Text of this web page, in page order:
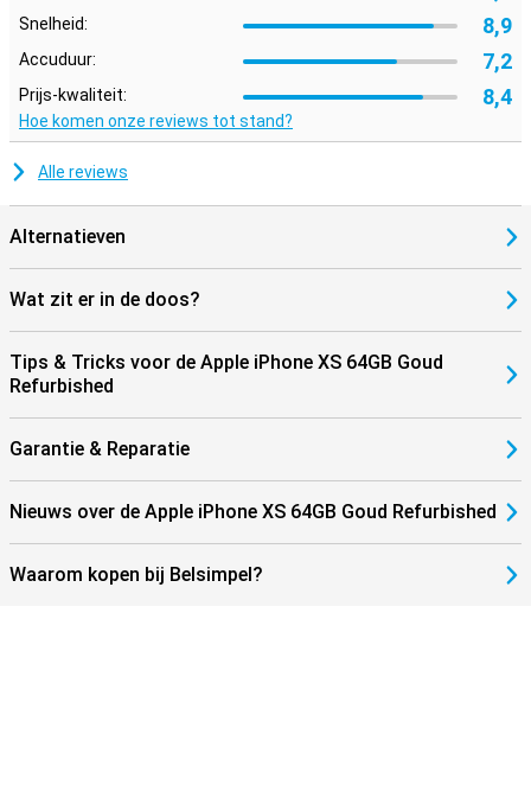
Snelheid: 8,9
Accuduur: 7,2
Prijs-kwaliteit: 8,4
Hoe komen onze reviews tot stand?
Alle reviews
Alternatieven
Wat zit er in de doos?
Tips & Tricks voor de Apple iPhone XS 64GB Goud
Refurbished
Garantie & Reparatie
Nieuws over de Apple iPhone XS 64GB Goud Refurbished
Waarom kopen bij Belsimpel?